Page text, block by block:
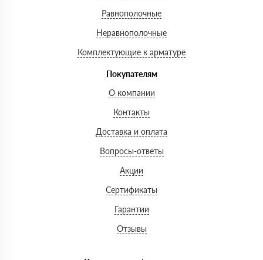
Равнополочные
Неравнополочные
Комплектующие к арматуре
Покупателям
О компании
Контакты
Доставка и оплата
Вопросы-ответы
Акции
Сертификаты
Гарантии
Отзывы